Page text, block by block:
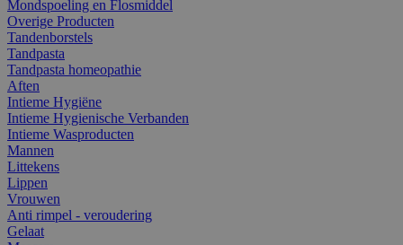
Mondspoeling en Flosmiddel
Overige Producten
Tandenborstels
Tandpasta
Tandpasta homeopathie
Aften
Intieme Hygiëne
Intieme Hygienische Verbanden
Intieme Wasproducten
Mannen
Littekens
Lippen
Vrouwen
Anti rimpel - veroudering
Gelaat